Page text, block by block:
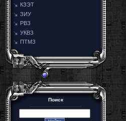
КЗЭТ
ЗИУ
РВЗ
УКВЗ
ПТМЗ
Поиск